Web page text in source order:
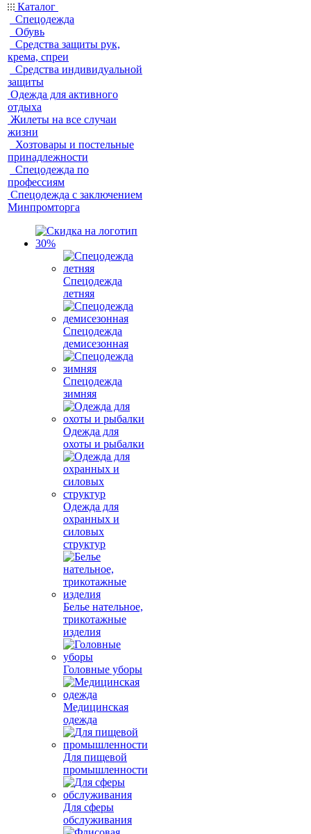
Каталог
Спецодежда
Обувь
Средства защиты рук,
крема, спреи
Средства индивидуальной
защиты
Одежда для активного
отдыха
Жилеты на все случаи
жизни
Хозтовары и постельные
принадлежности
Спецодежда по
профессиям
Спецодежда с заключением
Минпромторга
Спецодежда
летняя
Спецодежда
демисезонная
Спецодежда
зимняя
Одежда для
охоты и рыбалки
Одежда для
охранных и
силовых
структур
Белье нательное,
трикотажные
изделия
Головные уборы
Медицинская
одежда
Для пищевой
промышленности
Для сферы
обслуживания